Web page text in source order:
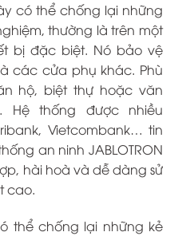
có thể chống lại những
thường là trên một
bị đặc biệt. Nó bảo vệ
các cửa phụ khác. Phù
hộ, biệt thự hoặc văn
Hệ thống được nhiều
Vietcombank… tin
an ninh JABLOTRON
hài hoà và dễ dàng sử
cao.
thể chống lại những kẻ